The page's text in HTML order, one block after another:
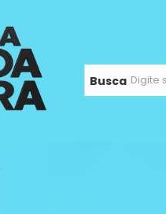
Busca